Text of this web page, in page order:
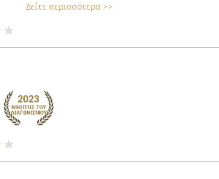
Δείτε περισσότερα >>